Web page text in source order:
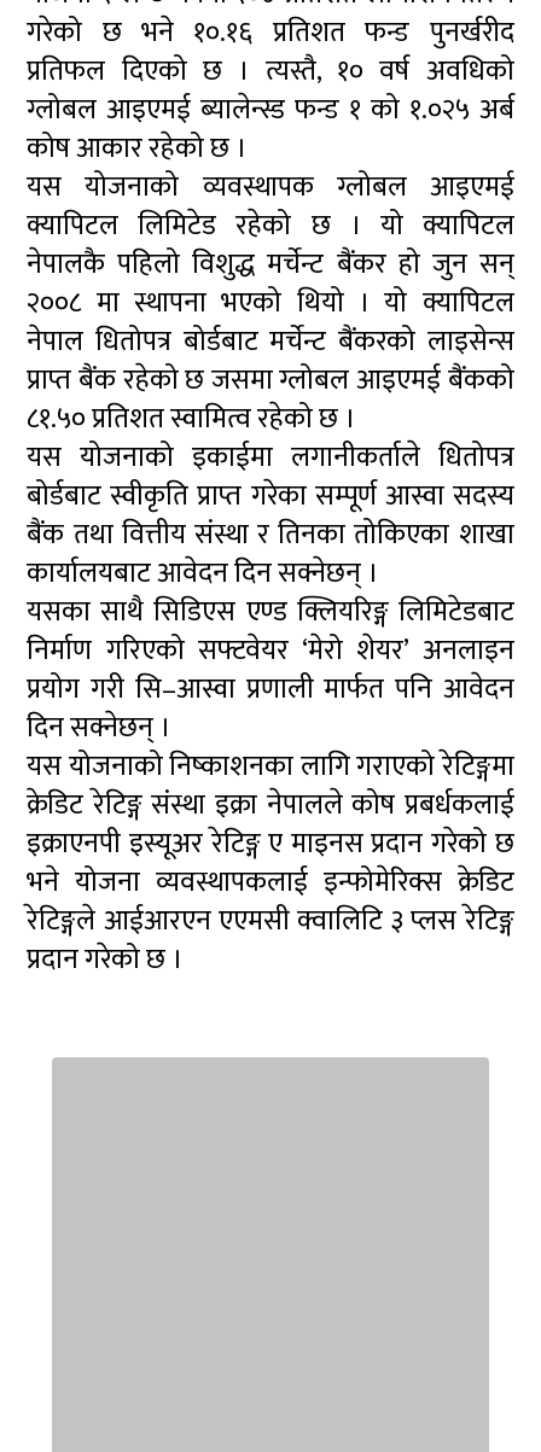
गरेको छ भने १०.१६ प्रतिशत फन्ड पुनर्खरीद
प्रतिफल दिएको छ । त्यस्तै, १० वर्ष अवधिको
ग्लोबल आइएमई ब्यालेन्स्ड फन्ड १ को १.०२५ अर्ब
कोष आकार रहेको छ ।
यस योजनाको व्यवस्थापक ग्लोबल आइएमई
क्यापिटल लिमिटेड रहेको छ । यो क्यापिटल
नेपालकै पहिलो विशुद्ध मर्चेन्ट बैंकर हो जुन सन्
२००८ मा स्थापना भएको थियो । यो क्यापिटल
नेपाल धितोपत्र बोर्डबाट मर्चेन्ट बैंकरको लाइसेन्स
प्राप्त बैंक रहेको छ जसमा ग्लोबल आइएमई बैंकको
८१.५० प्रतिशत स्वामित्व रहेको छ ।
यस योजनाको इकाईमा लगानीकर्ताले धितोपत्र
बोर्डबाट स्वीकृति प्राप्त गरेका सम्पूर्ण आस्वा सदस्य
बैंक तथा वित्तीय संस्था र तिनका तोकिएका शाखा
कार्यालयबाट आवेदन दिन सक्नेछन् ।
यसका साथै सिडिएस एण्ड क्लियरिङ्ग लिमिटेडबाट
निर्माण गरिएको सफ्टवेयर ‘मेरो शेयर’ अनलाइन
प्रयोग गरी सि–आस्वा प्रणाली मार्फत पनि आवेदन
दिन सक्नेछन् ।
यस योजनाको निष्काशनका लागि गराएको रेटिङ्गमा
क्रेडिट रेटिङ्ग संस्था इक्रा नेपालले कोष प्रबर्धकलाई
इक्राएनपी इस्यूअर रेटिङ्ग ए माइनस प्रदान गरेको छ
भने योजना व्यवस्थापकलाई इन्फोमेरिक्स क्रेडिट
रेटिङ्गले आईआरएन एएमसी क्वालिटि ३ प्लस रेटिङ्ग
प्रदान गरेको छ ।